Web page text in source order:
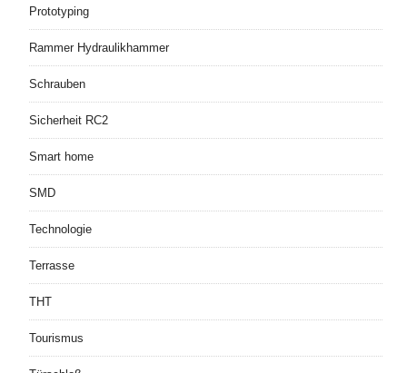
Prototyping
Rammer Hydraulikhammer
Schrauben
Sicherheit RC2
Smart home
SMD
Technologie
Terrasse
THT
Tourismus